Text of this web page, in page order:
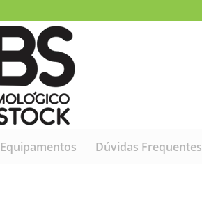
Equipamentos Dúvidas Frequentes